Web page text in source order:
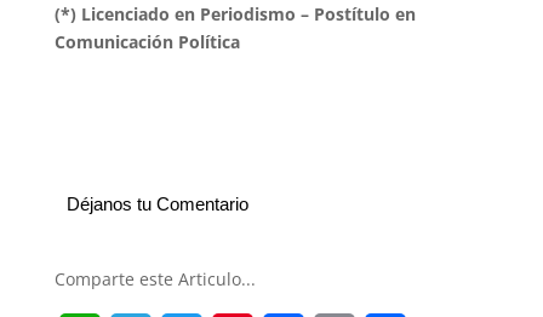
(*) Licenciado en Periodismo – Postítulo en
Comunicación Política
Déjanos tu Comentario
Comparte este Articulo...